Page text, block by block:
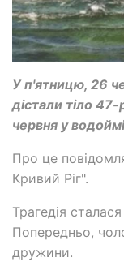
У п'ятницю, 26
дістали тіло 47-
червня у
Про це
Кривий Ріг".
Трагедія
Попередньо,
дружини.